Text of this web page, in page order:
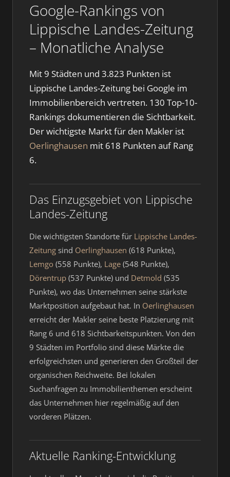
Google-Rankings von
Lippische Landes-Zeitung
– Monatliche Analyse
Mit 9 Städten und 3.823 Punkten ist
Lippische Landes-Zeitung bei Google im
Immobilienbereich vertreten. 130 Top-10-
Rankings dokumentieren die Sichtbarkeit.
Der wichtigste Markt für den Makler ist
Oerlinghausen mit 618 Punkten auf Rang
6.
Das Einzugsgebiet von Lippische
Landes-Zeitung
Die wichtigsten Standorte für Lippische Landes-
Zeitung sind Oerlinghausen (618 Punkte),
Lemgo (558 Punkte), Lage (548 Punkte),
Dörentrup (537 Punkte) und Detmold (535
Punkte), wo das Unternehmen seine stärkste
Marktposition aufgebaut hat. In Oerlinghausen
erreicht der Makler seine beste Platzierung mit
Rang 6 und 618 Sichtbarkeitspunkten. Von den
9 Städten im Portfolio sind diese Märkte die
erfolgreichsten und generieren den Großteil der
organischen Reichweite. Bei lokalen
Suchanfragen zu Immobilienthemen erscheint
das Unternehmen hier regelmäßig auf den
vorderen Plätzen.
Aktuelle Ranking-Entwicklung